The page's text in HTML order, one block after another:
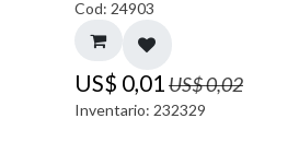
Cod: 24903
US$ 0,01US$0,02
Inventario: 232329